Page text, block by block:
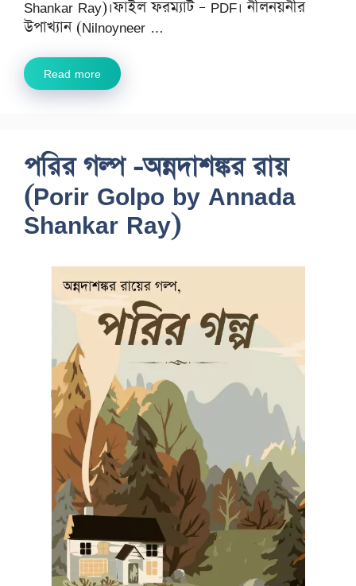
Shankar Ray)।ফাইল ফরম্যাট – PDF। নীলনয়নীর
উপাখ্যান (Nilnoyneer …
Read more
পরির গল্প -অন্নদাশঙ্কর রায়
(Porir Golpo by Annada
Shankar Ray)